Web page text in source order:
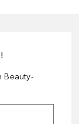
Beauty-